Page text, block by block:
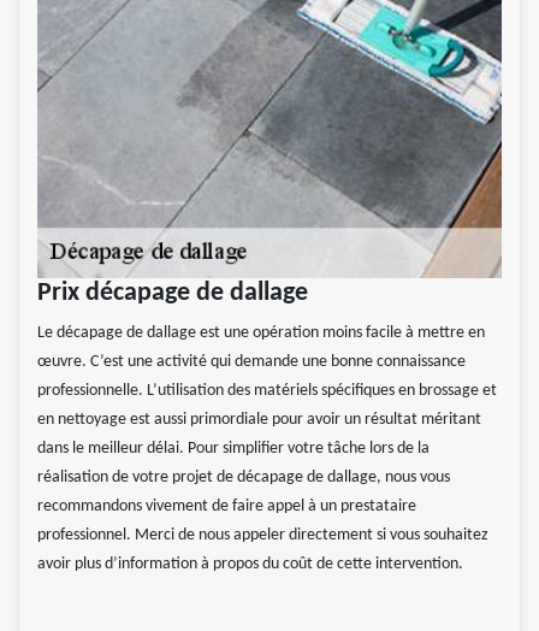
Prix décapage de dallage
Le décapage de dallage est une opération moins facile à mettre en
œuvre. C’est une activité qui demande une bonne connaissance
professionnelle. L’utilisation des matériels spécifiques en brossage et
en nettoyage est aussi primordiale pour avoir un résultat méritant
dans le meilleur délai. Pour simplifier votre tâche lors de la
réalisation de votre projet de décapage de dallage, nous vous
recommandons vivement de faire appel à un prestataire
professionnel. Merci de nous appeler directement si vous souhaitez
avoir plus d’information à propos du coût de cette intervention.